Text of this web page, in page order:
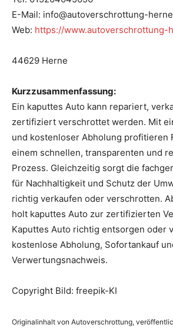
E-Mail: info@autoverschrottung-
Web: https://www.autoverschrottung-
44629 Herne
Kurzzusammenfassung:
Ein kaputtes Auto kann repariert,
zertifiziert verschrottet werden. Mit
und kostenloser Abholung profitieren
einem schnellen, transparenten und
Prozess. Gleichzeitig sorgt die
für Nachhaltigkeit und Schutz der
richtig verkaufen oder verschrotten.
holt kaputtes Auto zur zertifizierten
Kaputtes Auto richtig entsorgen oder
kostenlose Abholung, Sofortankauf
Verwertungsnachweis.
Copyright Bild: freepik-KI
Originalinhalt von Autoverschrottung,